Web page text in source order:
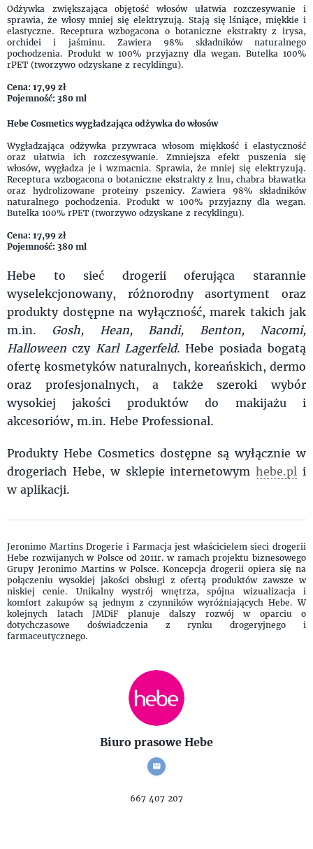
Odżywka zwiększająca objętość włosów ułatwia rozczesywanie i
sprawia, że włosy mniej się elektryzują. Stają się lśniące, miękkie i
elastyczne. Receptura wzbogacona o botaniczne ekstrakty z irysa,
orchidei i jaśminu. Zawiera 98% składników naturalnego
pochodzenia. Produkt w 100% przyjazny dla wegan. Butelka 100%
rPET (tworzywo odzyskane z recyklingu).
Cena: 17,99 zł
Pojemność: 380 ml
Hebe Cosmetics wygładzająca odżywka do włosów
Wygładzająca odżywka przywraca włosom miękkość i elastyczność
oraz ułatwia ich rozczesywanie. Zmniejsza efekt puszenia się
włosów, wygładza je i wzmacnia. Sprawia, że mniej się elektryzują.
Receptura wzbogacona o botaniczne ekstrakty z lnu, chabra bławatka
oraz hydrolizowane proteiny pszenicy. Zawiera 98% składników
naturalnego pochodzenia. Produkt w 100% przyjazny dla wegan.
Butelka 100% rPET (tworzywo odzyskane z recyklingu).
Cena: 17,99 zł
Pojemność: 380 ml
Hebe to sieć drogerii oferująca starannie
wyselekcjonowany, różnorodny asortyment oraz
produkty dostępne na wyłączność, marek takich jak
m.in. Gosh, Hean, Bandi, Benton, Nacomi,
Halloween czy Karl Lagerfeld. Hebe posiada bogatą
ofertę kosmetyków naturalnych, koreańskich, dermo
oraz profesjonalnych, a także szeroki wybór
wysokiej jakości produktów do makijażu i
akcesoriów, m.in. Hebe Professional.
Produkty Hebe Cosmetics dostępne są wyłącznie w
drogeriach Hebe, w sklepie internetowymhebe.pl i
w aplikacji.
Jeronimo Martins Drogerie i Farmacja jest właścicielem sieci drogerii
Hebe rozwijanych w Polsce od 2011r. w ramach projektu biznesowego
Grupy Jeronimo Martins w Polsce. Koncepcja drogerii opiera się na
połączeniu wysokiej jakości obsługi z ofertą produktów zawsze w
niskiej cenie. Unikalny wystrój wnętrza, spójna wizualizacja i
komfort zakupów są jednym z czynników wyróżniających Hebe. W
kolejnych latach JMDiF planuje dalszy rozwój w oparciu o
dotychczasowe doświadczenia z rynku drogeryjnego i
farmaceutycznego.
Biuro prasowe Hebe
667 407 207